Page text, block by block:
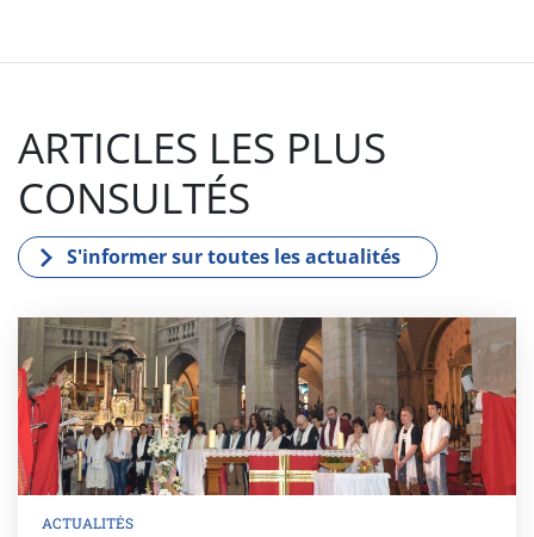
ARTICLES LES PLUS
CONSULTÉS
S'informer sur toutes les actualités
ACTUALITÉS